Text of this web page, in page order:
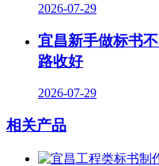
2026-07-29
宜昌新手做标书
路收好
2026-07-29
相关产品